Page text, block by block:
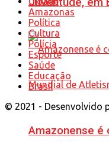
Amazonense é
Amazonas
Política
Cultura
Polícia
Esporte
Saúde
Educação
Brasil
© 2021 - Desenvolvido